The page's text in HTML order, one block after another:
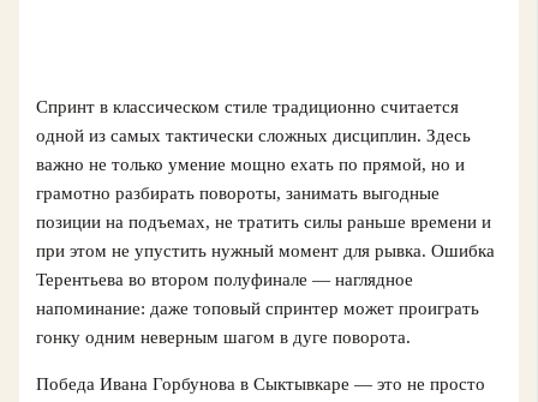
Спринт в классическом стиле традиционно считается
одной из самых тактически сложных дисциплин. Здесь
важно не только умение мощно ехать по прямой, но и
грамотно разбирать повороты, занимать выгодные
позиции на подъемах, не тратить силы раньше времени и
при этом не упустить нужный момент для рывка. Ошибка
Терентьева во втором полуфинале — наглядное
напоминание: даже топовый спринтер может проиграть
гонку одним неверным шагом в дуге поворота.
Победа Ивана Горбунова в Сыктывкаре — это не просто